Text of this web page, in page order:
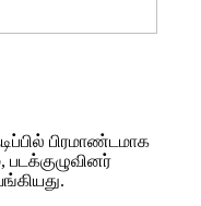
பிரமாண்டமாக
படக்குழுவினர்